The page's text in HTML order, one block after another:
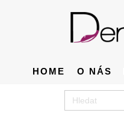
HOME O NÁS